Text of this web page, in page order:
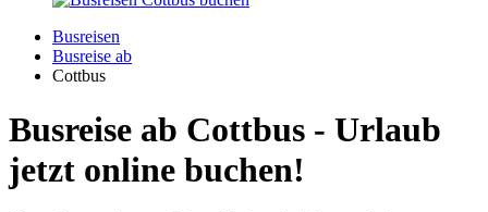
Busreisen
Busreise ab
Cottbus
Busreise ab Cottbus - Urlaub
jetzt online buchen!